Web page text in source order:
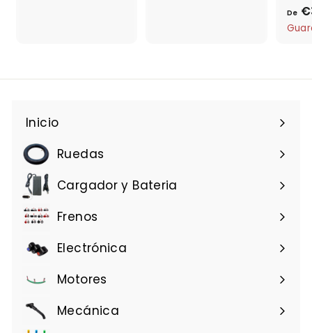
De
Inicio
Ruedas
Cargador y Bateria
Frenos
Electrónica
Motores
Mecánica